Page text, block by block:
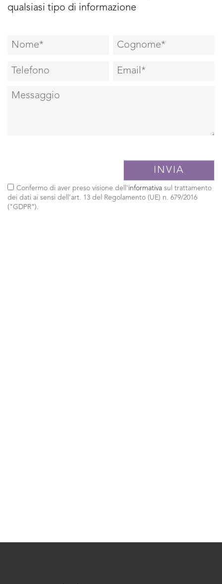
qualsiasi tipo di informazione
Confermo di aver preso visione dell'informativa sul trattamento
dei dati ai sensi dell’art. 13 del Regolamento (UE) n. 679/2016
("GDPR").